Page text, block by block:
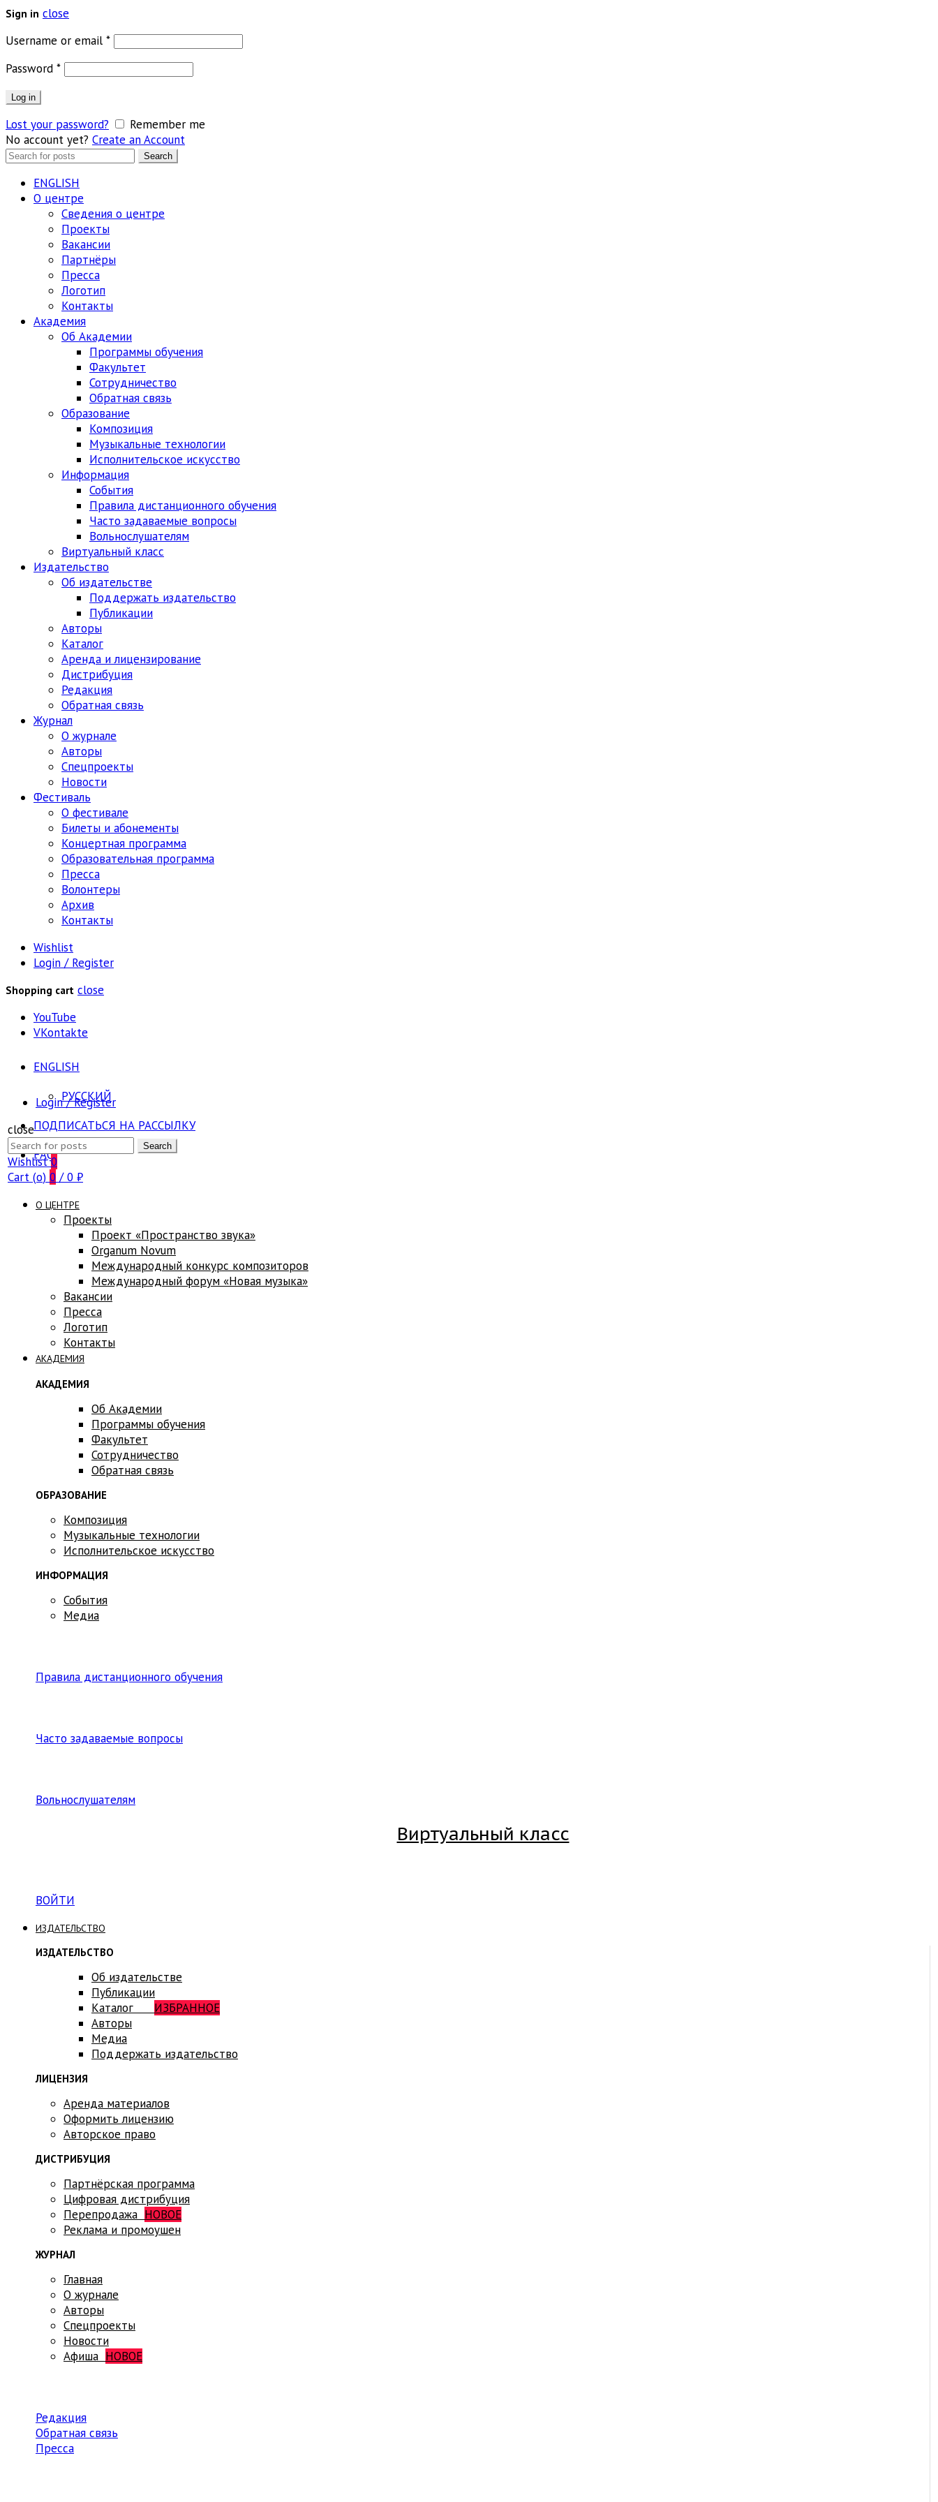
Sign in close
Username or email *Обязательно
Password *Обязательно
Log in
Lost your password?
Remember me
No account yet? Create an Account
Search
Search
ENGLISH
О центре
Сведения о центре
Проекты
Вакансии
Партнёры
Пресса
Логотип
Контакты
Академия
Об Академии
Программы обучения
Факультет
Сотрудничество
Обратная связь
Образование
Композиция
Музыкальные технологии
Исполнительское искусство
Информация
События
Правила дистанционного обучения
Часто задаваемые вопросы
Вольнослушателям
Виртуальный класс
Издательство
Об издательстве
Поддержать издательство
Публикации
Авторы
Каталог
Аренда и лицензирование
Дистрибуция
Редакция
Обратная связь
Журнал
О журнале
Авторы
Спецпроекты
Новости
Фестиваль
О фестивале
Билеты и абонементы
Концертная программа
Образовательная программа
Пресса
Волонтеры
Архив
Контакты
Wishlist
Login / Register
Shopping cart close
YouTube
VKontakte
ENGLISH
РУССКИЙ
ПОДПИСАТЬСЯ НА РАССЫЛКУ
FAQ
Login / Register
close
Search
for:
Search
Wishlist0
Cart (o) 0 / 0 ₽
О ЦЕНТРЕ
Проекты
Проект «Пространство звука»
Оrganum Novum
Международный конкурс композиторов
Международный форум «Новая музыка»
Вакансии
Пресса
Логотип
Контакты
АКАДЕМИЯ
АКАДЕМИЯ
Об Академии
Программы обучения
Факультет
Сотрудничество
Обратная связь
ОБРАЗОВАНИЕ
Композиция
Музыкальные технологии
Исполнительское искусство
ИНФОРМАЦИЯ
События
Медиа
Правила дистанционного обучения
Часто задаваемые вопросы
Вольнослушателям
Виртуальный класс
ВОЙТИ
ИЗДАТЕЛЬСТВО
ИЗДАТЕЛЬСТВО
Об издательстве
Публикации
Каталог ИЗБРАННОЕ
Авторы
Медиа
Поддержать издательство
ЛИЦЕНЗИЯ
Аренда материалов
Оформить лицензию
Авторское право
ДИСТРИБУЦИЯ
Партнёрская программа
Цифровая дистрибуция
Перепродажа НОВОЕ
Реклама и промоушен
ЖУРНАЛ
Главная
О журнале
Авторы
Спецпроекты
Новости
Афиша НОВОЕ
Редакция
Обратная связь
Пресса